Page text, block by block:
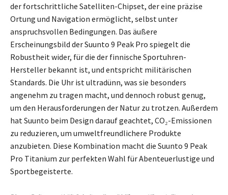
der fortschrittliche Satelliten-Chipset, der eine präzise
Ortung und Navigation ermöglicht, selbst unter
anspruchsvollen Bedingungen. Das äußere
Erscheinungsbild der Suunto 9 Peak Pro spiegelt die
Robustheit wider, für die der finnische Sportuhren-
Hersteller bekannt ist, und entspricht militärischen
Standards. Die Uhr ist ultradünn, was sie besonders
angenehm zu tragen macht, und dennoch robust genug,
um den Herausforderungen der Natur zu trotzen. Außerdem
hat Suunto beim Design darauf geachtet, CO₂-Emissionen
zu reduzieren, um umweltfreundlichere Produkte
anzubieten. Diese Kombination macht die Suunto 9 Peak
Pro Titanium zur perfekten Wahl für Abenteuerlustige und
Sportbegeisterte.